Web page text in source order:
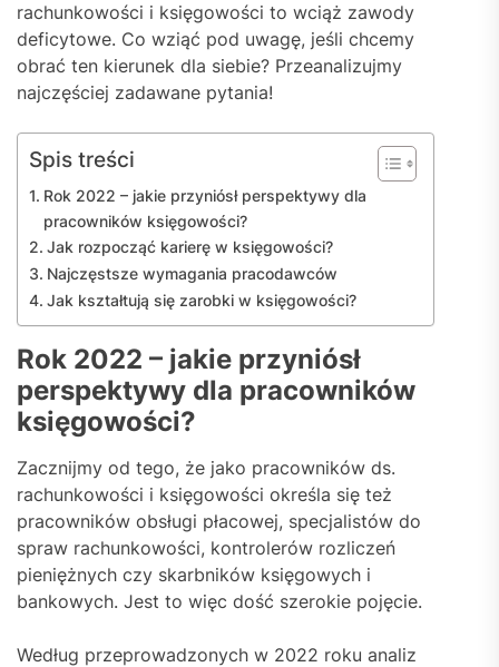
rachunkowości i księgowości to wciąż zawody
deficytowe. Co wziąć pod uwagę, jeśli chcemy
obrać ten kierunek dla siebie? Przeanalizujmy
najczęściej zadawane pytania!
Spis treści
Rok 2022 – jakie przyniósł perspektywy dla
pracowników księgowości?
Jak rozpocząć karierę w księgowości?
Najczęstsze wymagania pracodawców
Jak kształtują się zarobki w księgowości?
Rok 2022 – jakie przyniósł
perspektywy dla pracowników
księgowości?
Zacznijmy od tego, że jako pracowników ds.
rachunkowości i księgowości określa się też
pracowników obsługi płacowej, specjalistów do
spraw rachunkowości, kontrolerów rozliczeń
pieniężnych czy skarbników księgowych i
bankowych. Jest to więc dość szerokie pojęcie.
Według przeprowadzonych w 2022 roku analiz